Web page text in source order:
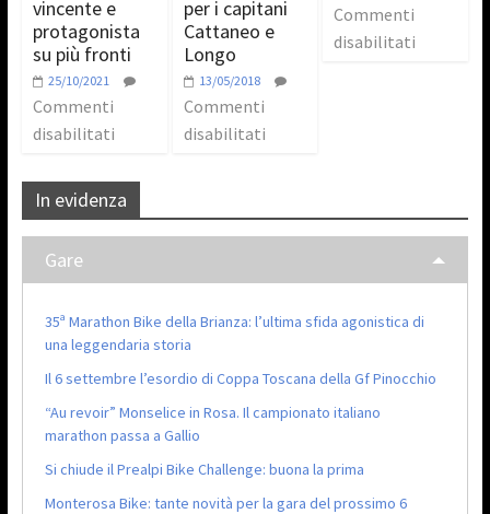
vincente e
protagonista
su più fronti
25/10/2021
Commenti
disabilitati
per i capitani
Cattaneo e
Longo
13/05/2018
Commenti
disabilitati
Commenti
disabilitati
In evidenza
Gare
35ª Marathon Bike della Brianza: l’ultima sfida agonistica di
una leggendaria storia
Il 6 settembre l’esordio di Coppa Toscana della Gf Pinocchio
“Au revoir” Monselice in Rosa. Il campionato italiano
marathon passa a Gallio
Si chiude il Prealpi Bike Challenge: buona la prima
Monterosa Bike: tante novità per la gara del prossimo 6